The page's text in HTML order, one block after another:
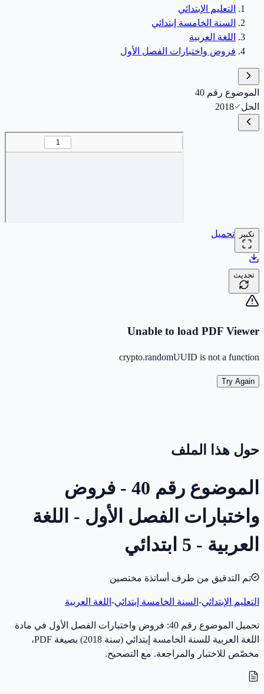
التعليم الإبتدائي
السنة الخامسة إبتدائي
اللغة العربية
فروض واختبارات الفصل الأول
الموضوع رقم 40
الحل
2018
تكبير تحميل
تحديث
Unable to load PDF Viewer
crypto.randomUUID is not a function
Try Again
حول هذا الملف
الموضوع رقم 40 - فروض
واختبارات الفصل الأول - اللغة
العربية - 5 ابتدائي
تم التدقيق من طرف أساتذة مختصين
التعليم الإبتدائي- السنة الخامسة إبتدائي- اللغة العربية
تحميل الموضوع رقم 40: فروض واختبارات الفصل الأول في مادة
اللغة العربية للسنة الخامسة إبتدائي (سنة 2018) بصيغة PDF،
مخصّص للاختبار والمراجعة. مع التصحيح.